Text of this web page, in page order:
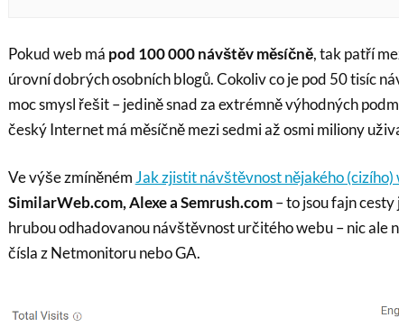
Pokud web má pod 100 000 návštěv měsíčně, tak patří
úrovní dobrých osobních blogů. Cokoliv co je pod 50 tisíc
moc smysl řešit – jedině snad za extrémně výhodných
český Internet má měsíčně mezi sedmi až osmi miliony
Ve výše zmíněném Jak zjistit návštěvnost nějakého (cizího)
SimilarWeb.com, Alexe a Semrush.com– to jsou fajn
hrubou odhadovanou návštěvnost určitého webu – nic ale
čísla z Netmonitoru nebo GA.